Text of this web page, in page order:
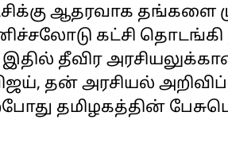
ஆதரவாக தங்களை
கட்சி தொடங்கி
தீவிர
தன் அரசியல்
தமிழகத்தின்